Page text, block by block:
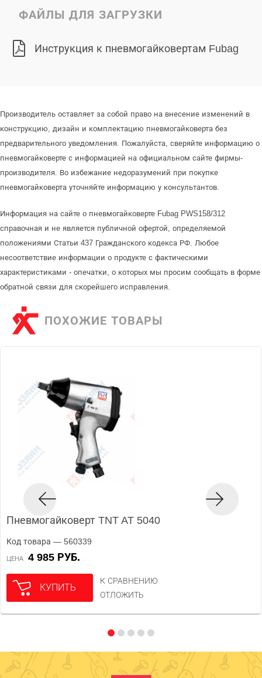
ФАЙЛЫ ДЛЯ ЗАГРУЗКИ
Инструкция к пневмогайковертам Fubag
Производитель оставляет за собой право на внесение изменений в
конструкцию, дизайн и комплектацию пневмогайковерта без
предварительного уведомления. Пожалуйста, сверяйте информацию о
пневмогайковерте с информацией на официальном сайте фирмы-
производителя. Во избежание недоразумений при покупке
пневмогайковерта уточняйте информацию у консультантов.
Информация на сайте о пневмогайковерте Fubag PWS158/312
справочная и не является публичной офертой, определяемой
положениями Статьи 437 Гражданского кодекса РФ. Любое
несоответствие информации о продукте с фактическими
характеристиками - опечатки, о которых мы просим сообщать в форме
обратной связи для скорейшего исправления.
ПОХОЖИЕ ТОВАРЫ
Пневмогайковерт TNT AT 5040
Код товара — 560339
ЦЕНА 4 985 РУБ.
КУПИТЬ
К СРАВНЕНИЮ
ОТЛОЖИТЬ